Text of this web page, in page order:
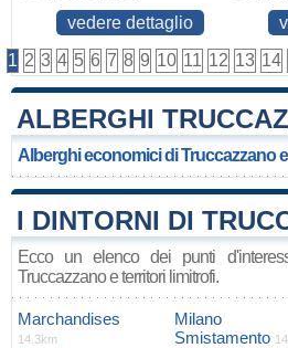
vedere dettaglio
1 2 3 4 5 6 7 8 9 10 11 12 13 14
ALBERGHI
Alberghi economici di Truccazzano
I DINTORNI DI
Ecco un elenco dei punti
Truccazzano e territori limitrofi.
Marchandises
14.3km
Milano
Smistamento